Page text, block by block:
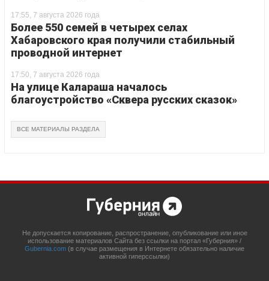
17:55, 7 августа 2026 года
Более 550 семей в четырех селах
Хабаровского края получили стабильный
проводной интернет
17:50, 7 августа 2026 года
На улице Калараша началось
благоустройство «Сквера русских сказок»
ВСЕ МАТЕРИАЛЫ РАЗДЕЛА
Не допускается копирование, распространение, опубликование или иное
использование материалов Сайта без ссылки на портал «Губерния» /
Gubernia.com (в случае размещения в Интернете обязательно наличие
активной гиперссылки)